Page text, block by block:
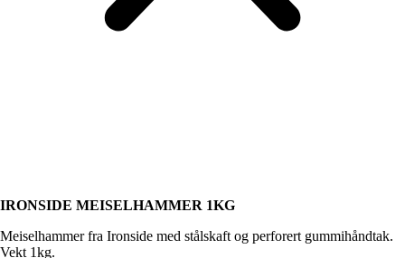
IRONSIDE MEISELHAMMER 1KG
Meiselhammer fra Ironside med stålskaft og perforert gummihåndtak.
Vekt 1kg.